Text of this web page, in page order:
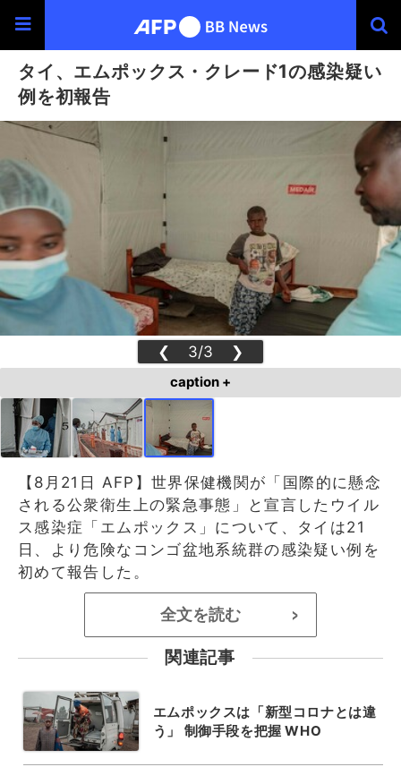
タイ、エムポックス・クレード1の感染疑い
例を初報告
❮ 3/3 ❯
caption +
【8月21日 AFP】世界保健機関が「国際的に懸念
される公衆衛生上の緊急事態」と宣言したウイル
ス感染症「エムポックス」について、タイは21
日、より危険なコンゴ盆地系統群の感染疑い例を
初めて報告した。
全文を読む >
関連記事
エムポックスは「新型コロナとは違
う」 制御手段を把握 WHO